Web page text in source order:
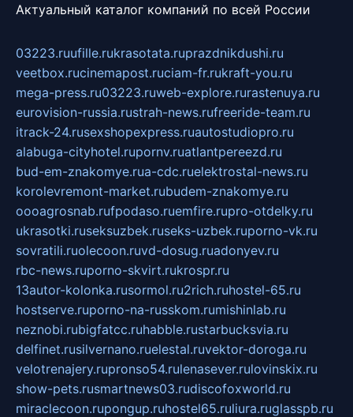
Актуальный каталог компаний по всей России
03223.ruufille.rukrasotata.ruprazdnikdushi.ru
veetbox.rucinemapost.ruciam-fr.rukraft-you.ru
mega-press.ru03223.ruweb-explore.rurastenuya.ru
eurovision-russia.rustrah-news.rufreeride-team.ru
itrack-24.rusexshopexpress.ruautostudiopro.ru
alabuga-cityhotel.rupornv.ruatlantpereezd.ru
bud-em-znakomye.rua-cdc.ruelektrostal-news.ru
korolevremont-market.rubudem-znakomye.ru
oooagrosnab.rufpodaso.ruemfire.rupro-otdelky.ru
ukrasotki.ruseksuzbek.ruseks-uzbek.ruporno-vk.ru
sovratili.ruolecoon.ruvd-dosug.ruadonyev.ru
rbc-news.ruporno-skvirt.rukrospr.ru
13autor-kolonka.rusormol.ru2rich.ruhostel-65.ru
hostserve.ruporno-na-russkom.rumishinlab.ru
neznobi.rubigfatcc.ruhabble.rustarbucksvia.ru
delfinet.rusilvernano.ruelestal.ruvektor-doroga.ru
velotrenajery.rupronso54.rulenasever.rulovinskix.ru
show-pets.rusmartnews03.rudiscofoxworld.ru
miraclecoon.rupongup.ruhostel65.ruliura.ruglasspb.ru